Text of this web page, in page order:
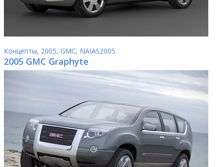
Концепты, 2005, GMC, NAIAS2005
2005 GMC Graphyte